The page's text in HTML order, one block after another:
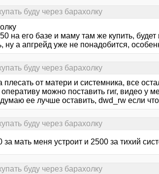
буду через барахолку
на его базе и маму там же купить,
ну а апгрейд уже не понадобится,
буду через барахолку
плесать от матери и системника, все
можно поставить гиг, видео у
ее лучше оставить, dwd_rw если
буду через барахолку
мать меня устроит и 2500 за тихий
буду через барахолку